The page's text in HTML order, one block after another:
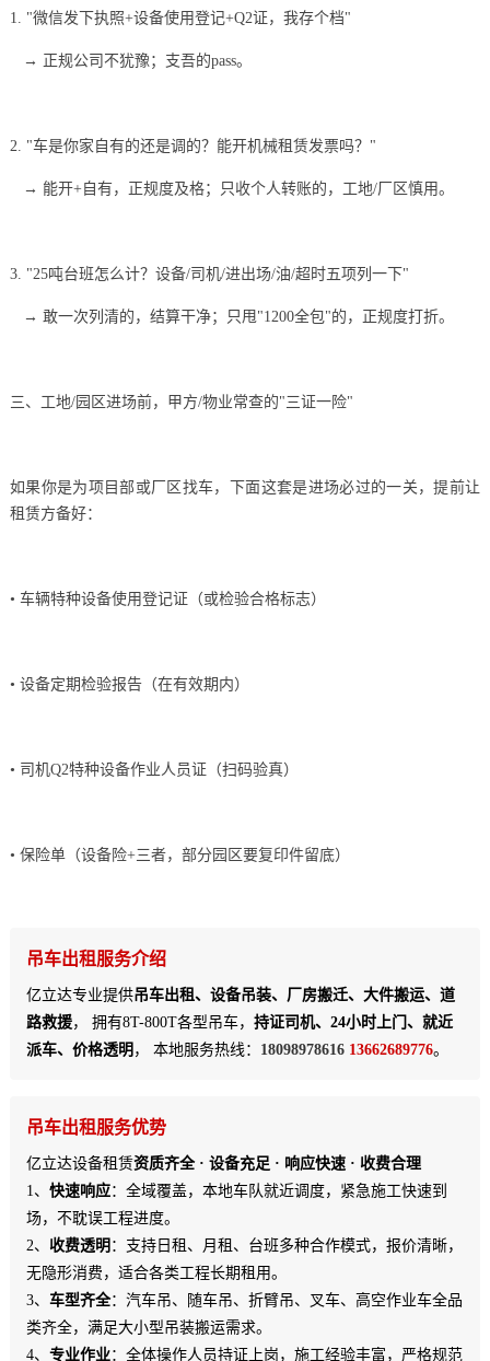
1. "微信发下执照+设备使用登记+Q2证，我存个档"
→ 正规公司不犹豫；支吾的pass。
2. "车是你家自有的还是调的？能开机械租赁发票吗？"
→ 能开+自有，正规度及格；只收个人转账的，工地/厂区慎用。
3. "25吨台班怎么计？设备/司机/进出场/油/超时五项列一下"
→ 敢一次列清的，结算干净；只甩"1200全包"的，正规度打折。
三、工地/园区进场前，甲方/物业常查的"三证一险"
如果你是为项目部或厂区找车，下面这套是进场必过的一关，提前让
租赁方备好：
• 车辆特种设备使用登记证（或检验合格标志）
• 设备定期检验报告（在有效期内）
• 司机Q2特种设备作业人员证（扫码验真）
• 保险单（设备险+三者，部分园区要复印件留底）
吊车出租服务介绍
亿立达专业提供吊车出租、设备吊装、厂房搬迁、大件搬运、道
路救援， 拥有8T-800T各型吊车， 持证司机、24小时上门、就近
派车、价格透明 ， 本地服务热线： 1809897861613662689776。
吊车出租服务优势
亿立达设备租赁资质齐全 · 设备充足 · 响应快速 · 收费合理
1、 快速响应：全域覆盖，本地车队就近调度，紧急施工快速到
场，不耽误工程进度。
2、 收费透明 ：支持日租、月租、台班多种合作模式，报价清晰，
无隐形消费，适合各类工程长期租用。
3、 车型齐全：汽车吊、随车吊、折臂吊、叉车、高空作业车全品
类齐全，满足大小型吊装搬运需求。
4、 专业作业：全体操作人员持证上岗，施工经验丰富，严格规范